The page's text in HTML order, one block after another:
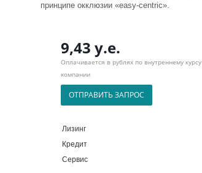
принципе окклюзии «easy-centric».
9,43 у.е.
Оплачивается в рублях по внутреннему курсу
компании
ОТПРАВИТЬ ЗАПРОС
Лизинг
Кредит
Сервис